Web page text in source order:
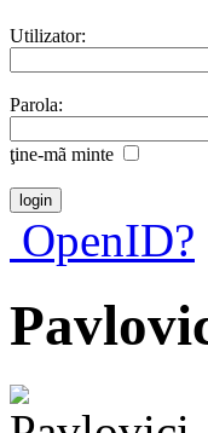
Utilizator:
Parola:
ţine-mã minte
OpenID?